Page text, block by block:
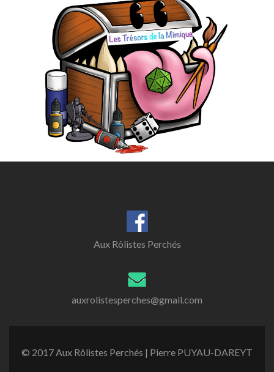
Aux Rôlistes Perchés
auxrolistesperches@gmail.com
© 2017 Aux Rôlistes Perchés | Pierre PUYAU-DAREYT